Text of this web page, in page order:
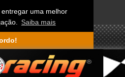
uma melhor
Saiba mais